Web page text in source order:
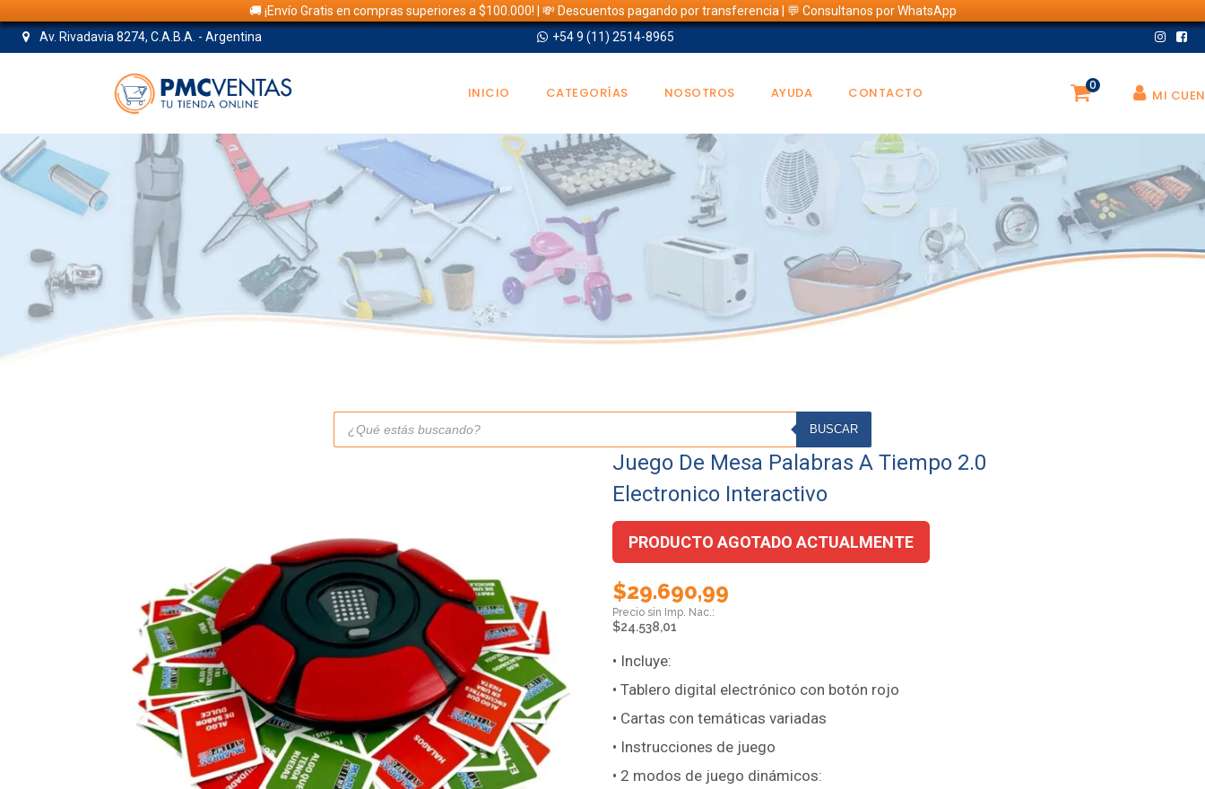
🚚 ¡Envío Gratis en compras superiores a $100.000! | 💸 Descuentos pagando por transferencia | 💬 Consultanos por WhatsApp
Av. Rivadavia 8274, C.A.B.A. - Argentina
+54 9 (11) 2514-8965
INICIO CATEGORÍAS NOSOTROS AYUDA CONTACTO MI
0
TIENDA
Búsqueda
productos
BUSCAR
Juego De Mesa Palabras A Tiempo 2.0
Electronico Interactivo
PRODUCTO AGOTADO ACTUALMENTE
$29.690,99
$24.538,01
• Incluye:
• Tablero digital electrónico con botón rojo
• Cartas con temáticas variadas
• Instrucciones de juego
• 2 modos de juego dinámicos: